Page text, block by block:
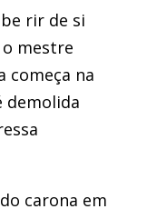
rir de si
o mestre
começa na
demolida
carona em